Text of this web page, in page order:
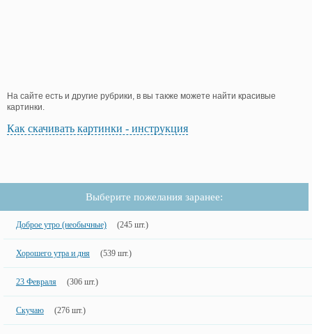
На сайте есть и другие рубрики, в вы также можете найти красивые
картинки.
Как скачивать картинки - инструкция
Выберите пожелания заранее:
Доброе утро (необычные) (245 шт.)
Хорошего утра и дня (539 шт.)
23 Февраля (306 шт.)
Скучаю (276 шт.)